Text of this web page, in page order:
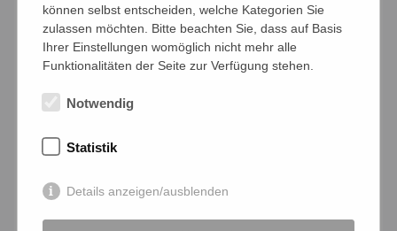
Bedingungen
Ich verpflichte mich, die Zahlung und
Personen zu übernehmen
Ich melde mich für folgende
können selbst entscheiden, welche Kategorien Sie
zulassen möchten. Bitte beachten Sie, dass auf Basis
Ihrer Einstellungen womöglich nicht mehr alle
Funktionalitäten der Seite zur Verfügung stehen.
Notwendig
Statistik
Details anzeigen/ausblenden